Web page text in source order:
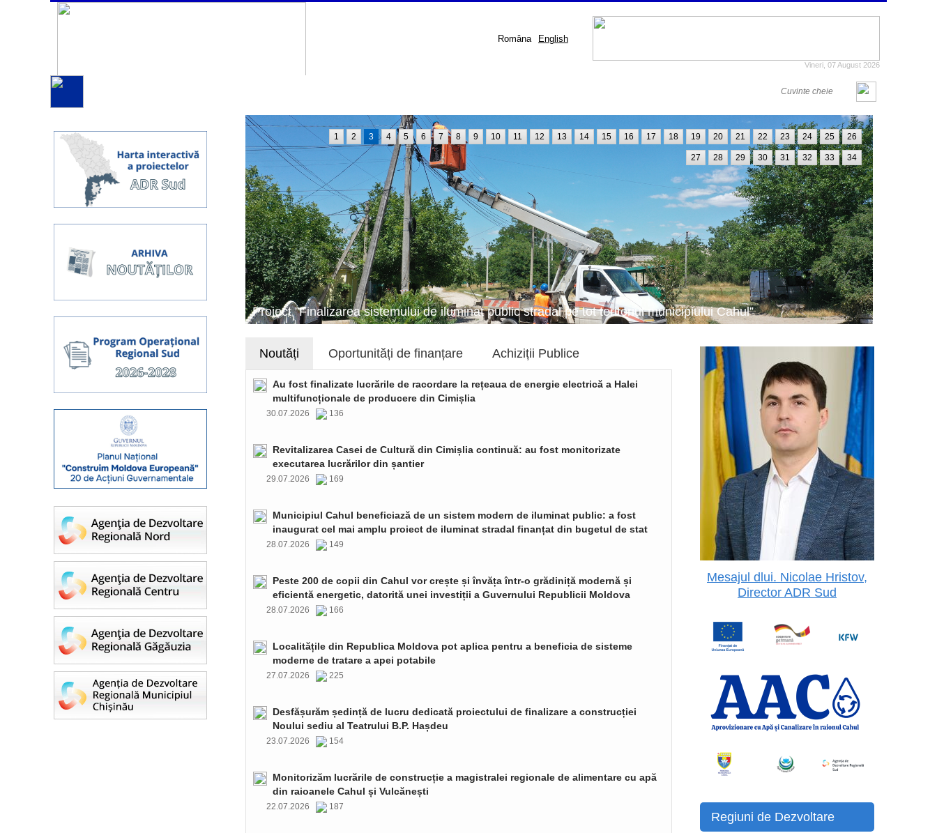
Româna English
Vineri, 07 August 2026
Proiect ”Finalizarea sistemului de iluminat public stradal pe tot teritoriul municipiului Cahul”
1 2 3 4 5 6 7 8 9 10 11 12 13 14 15 16 17 18 19 20 21 22 23 24 25 26
27 28 29 30 31 32 33 34
Noutăți Oportunități de finanțare Achiziții Publice
Au fost finalizate lucrările de racordare la rețeaua de energie electrică a Halei
multifuncționale de producere din Cimișlia
30.07.2026 136
Revitalizarea Casei de Cultură din Cimișlia continuă: au fost monitorizate
executarea lucrărilor din șantier
29.07.2026 169
Municipiul Cahul beneficiază de un sistem modern de iluminat public: a fost
inaugurat cel mai amplu proiect de iluminat stradal finanțat din bugetul de stat
28.07.2026 149
Peste 200 de copii din Cahul vor crește și învăța într-o grădiniță modernă și
eficientă energetic, datorită unei investiții a Guvernului Republicii Moldova
28.07.2026 166
Localitățile din Republica Moldova pot aplica pentru a beneficia de sisteme
moderne de tratare a apei potabile
27.07.2026 225
Desfășurăm ședință de lucru dedicată proiectului de finalizare a construcției
Noului sediu al Teatrului B.P. Hașdeu
23.07.2026 154
Monitorizăm lucrările de construcție a magistralei regionale de alimentare cu apă
din raioanele Cahul și Vulcănești
22.07.2026 187
Mesajul dlui. Nicolae Hristov,
Director ADR Sud
Regiuni de Dezvoltare